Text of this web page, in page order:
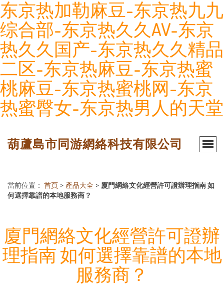
东京热加勒麻豆-东京热九九
综合部-东京热久久AV-东京
热久久国产-东京热久久精品
二区-东京热麻豆-东京热蜜
桃麻豆-东京热蜜桃网-东京
热蜜臀女-东京热男人的天堂
葫蘆島市同游網絡科技有限公司
當前位置： 首頁 > 產品大全 > 廈門網絡文化經營許可證辦理指南 如
何選擇靠譜的本地服務商？
廈門網絡文化經營許可證辦
理指南 如何選擇靠譜的本地
服務商？